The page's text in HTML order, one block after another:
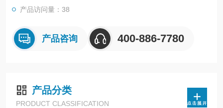
产品访问量：38
产品咨询 400-886-7780
产品分类
PRODUCT CLASSIFICATION